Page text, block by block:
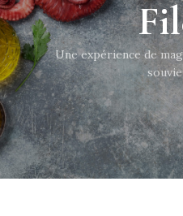
Une expérience de